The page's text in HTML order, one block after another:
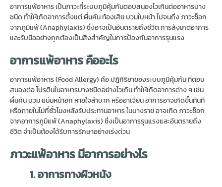
อาการแพ้อาหาร เป็นภาวะที่ระบบภูมิคุ้มกันตอบสนองไวเกินต่ออาหารบาง
ชนิด ทำให้เกิดอาการตั้งแต่ ผื่นคัน ท้องเสีย บวมใบหน้า ไปจนถึง ภาวะช็อก
จากภูมิแพ้ (Anaphylaxis) ซึ่งอาจเป็นอันตรายถึงชีวิต การสังเกตอาการ
และรับมืออย่างถูกต้องเป็นสิ่งสำคัญในการป้องกันอาการรุนแรง
อาการแพ้อาหารคืออะไร
อาการแพ้อาหาร (Food Allergy) คือ ปฏิกิริยาของระบบภูมิคุ้มกัน ที่ตอบ
สนองต่อ โปรตีนในอาหารบางชนิดอย่างไวเกิน ทำให้เกิดอาการต่าง ๆ เช่น
ผื่นคัน บวม แน่นหน้าอก หายใจลำบาก หรืออาเจียน อาการอาจเกิดขึ้นทันที
หรือภายในไม่กี่ชั่วโมงหลังรับประทานอาหาร ในบางราย อาจเกิด ภาวะช็อก
จากอาการภูมิแพ้ (Anaphylaxis) ซึ่งเป็นอาการรุนแรงและอันตรายถึง
ชีวิต จำเป็นต้องได้รับการรักษาอย่างเร่งด่วน
ภาวะแพ้อาหาร มีอาการอย่างไร
1.อาการทางผิวหนัง